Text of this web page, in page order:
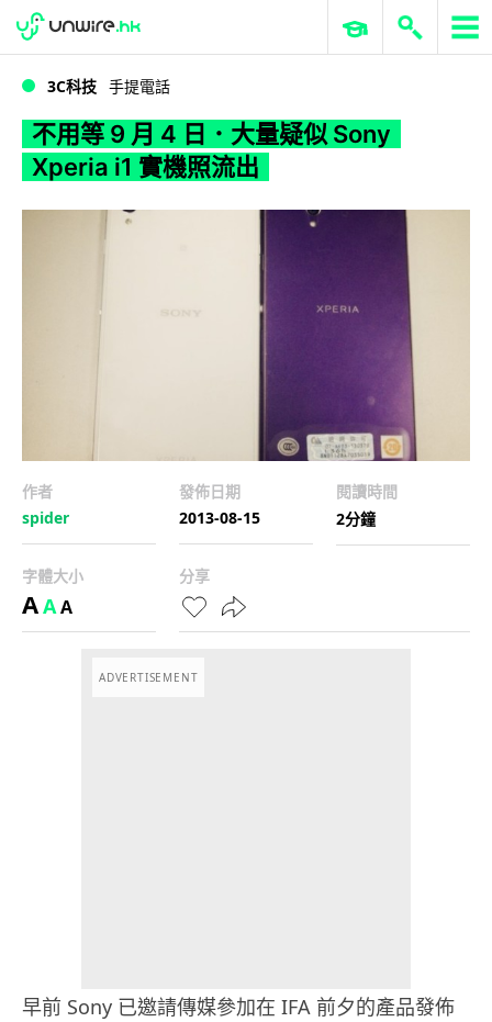
WWDC 2026 ERP 與商業 AI
3C科技 手提電話
不用等 9 月 4 日．大量疑似 Sony
Xperia i1 實機照流出
作者
spider
發佈日期
2013-08-15
閱讀時間
2分鐘
字體大小
AAA
分享
ADVERTISEMENT
早前 Sony 已邀請傳媒參加在 IFA 前夕的產品發佈